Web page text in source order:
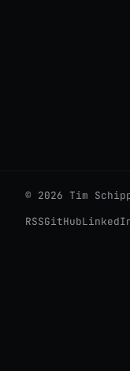
© 2026 Tim
RSSGitHub